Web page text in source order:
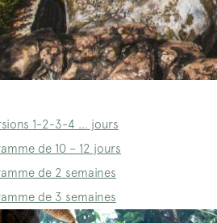
1-2-3-4 … jours
de 10 – 12 jours
de 2 semaines
de 3 semaines